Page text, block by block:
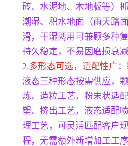
砖、水泥地、木地板等）
潮湿、积水地面（雨天路
滑，干湿两用可兼顾多种
持久稳定，不易因磨损衰减
2.多形态可选，适配性广
液态三种形态按需供应，
炼、造粒工艺，粉末状适
塑、挤出工艺，液态适配
理工艺，可灵活匹配客户
程，无需额外新增加工工序